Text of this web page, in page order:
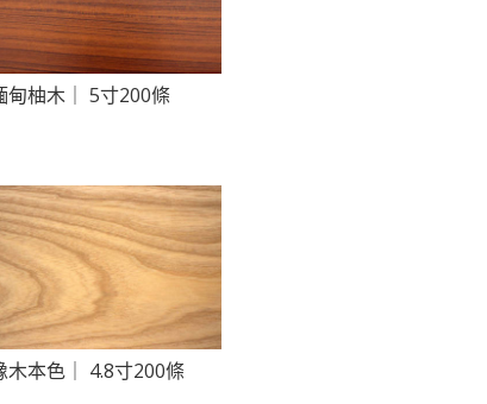
甸柚木｜ 5寸200條
木本色｜ 4.8寸200條